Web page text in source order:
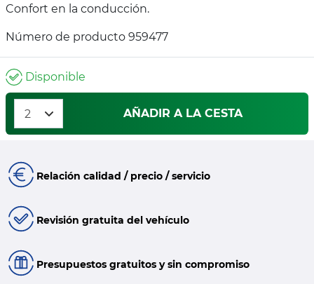
Confort en la conducción.
Número de producto 959477
Disponible
AÑADIR A LA CESTA
Relación calidad / precio / servicio
Revisión gratuita del vehículo
Presupuestos gratuitos y sin compromiso